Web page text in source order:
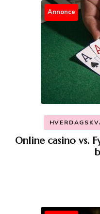
Annonce
Online casino vs.